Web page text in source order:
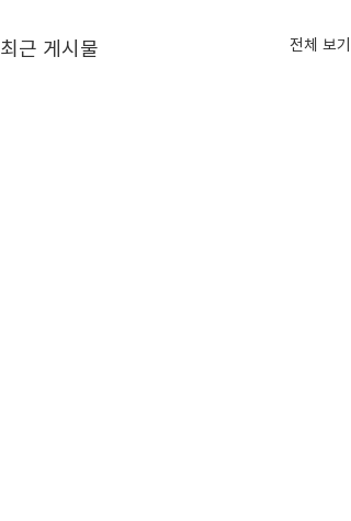
최근 게시물 전체 보기